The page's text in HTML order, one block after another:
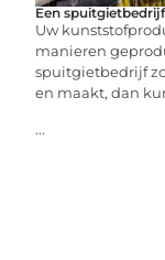
Een
Uw
manieren
spuitgietbedrijf
en maakt, dan
...